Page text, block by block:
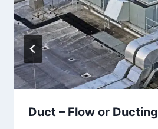
Duct – Flow or Ducting